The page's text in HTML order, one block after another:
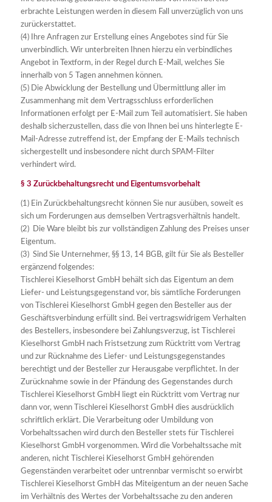
erbrachte Leistungen werden in diesem Fall unverzüglich von uns
zurückerstattet.
(4) Ihre Anfragen zur Erstellung eines Angebotes sind für Sie
unverbindlich. Wir unterbreiten Ihnen hierzu ein verbindliches
Angebot in Textform, in der Regel durch E-Mail, welches Sie
innerhalb von 5 Tagen annehmen können.
(5) Die Abwicklung der Bestellung und Übermittlung aller im
Zusammenhang mit dem Vertragsschluss erforderlichen
Informationen erfolgt per E-Mail zum Teil automatisiert. Sie haben
deshalb sicherzustellen, dass die von Ihnen bei uns hinterlegte E-
Mail-Adresse zutreffend ist, der Empfang der E-Mails technisch
sichergestellt und insbesondere nicht durch SPAM-Filter
verhindert wird.
§ 3 Zurückbehaltungsrecht und Eigentumsvorbehalt
(1) Ein Zurückbehaltungsrecht können Sie nur ausüben, soweit es
sich um Forderungen aus demselben Vertragsverhältnis handelt.
(2) Die Ware bleibt bis zur vollständigen Zahlung des Preises unser
Eigentum.
(3) Sind Sie Unternehmer, §§ 13, 14 BGB, gilt für Sie als Besteller
ergänzend folgendes:
Tischlerei Kieselhorst GmbH behält sich das Eigentum an dem
Liefer- und Leistungsgegenstand vor, bis sämtliche Forderungen
von Tischlerei Kieselhorst GmbH gegen den Besteller aus der
Geschäftsverbindung erfüllt sind. Bei vertragswidrigem Verhalten
des Bestellers, insbesondere bei Zahlungsverzug, ist Tischlerei
Kieselhorst GmbH nach Fristsetzung zum Rücktritt vom Vertrag
und zur Rücknahme des Liefer- und Leistungsgegenstandes
berechtigt und der Besteller zur Herausgabe verpflichtet. In der
Zurücknahme sowie in der Pfändung des Gegenstandes durch
Tischlerei Kieselhorst GmbH liegt ein Rücktritt vom Vertrag nur
dann vor, wenn Tischlerei Kieselhorst GmbH dies ausdrücklich
schriftlich erklärt. Die Verarbeitung oder Umbildung von
Vorbehaltssachen wird durch den Besteller stets für Tischlerei
Kieselhorst GmbH vorgenommen. Wird die Vorbehaltssache mit
anderen, nicht Tischlerei Kieselhorst GmbH gehörenden
Gegenständen verarbeitet oder untrennbar vermischt so erwirbt
Tischlerei Kieselhorst GmbH das Miteigentum an der neuen Sache
im Verhältnis des Wertes der Vorbehaltssache zu den anderen